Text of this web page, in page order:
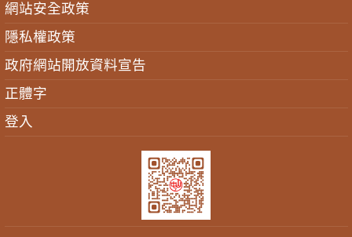
網站安全政策
隱私權政策
政府網站開放資料宣告
正體字
登入